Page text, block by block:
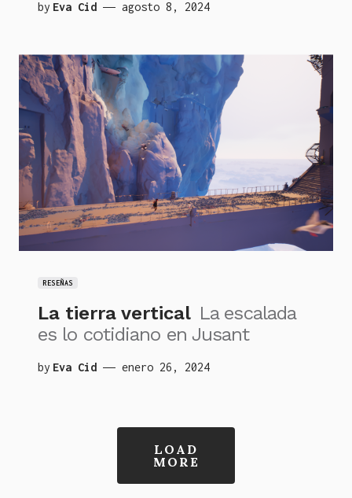
by Eva Cid agosto 8, 2024
RESEÑAS
La tierra vertical La escalada
es lo cotidiano en Jusant
by Eva Cid enero 26, 2024
LOAD
MORE